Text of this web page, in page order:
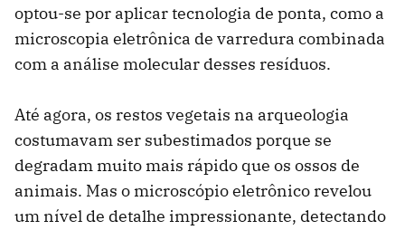
optou-se por aplicar tecnologia de ponta, como a
microscopia eletrônica de varredura combinada
com a análise molecular desses resíduos.
Até agora, os restos vegetais na arqueologia
costumavam ser subestimados porque se
degradam muito mais rápido que os ossos de
animais. Mas o microscópio eletrônico revelou
um nível de detalhe impressionante, detectando